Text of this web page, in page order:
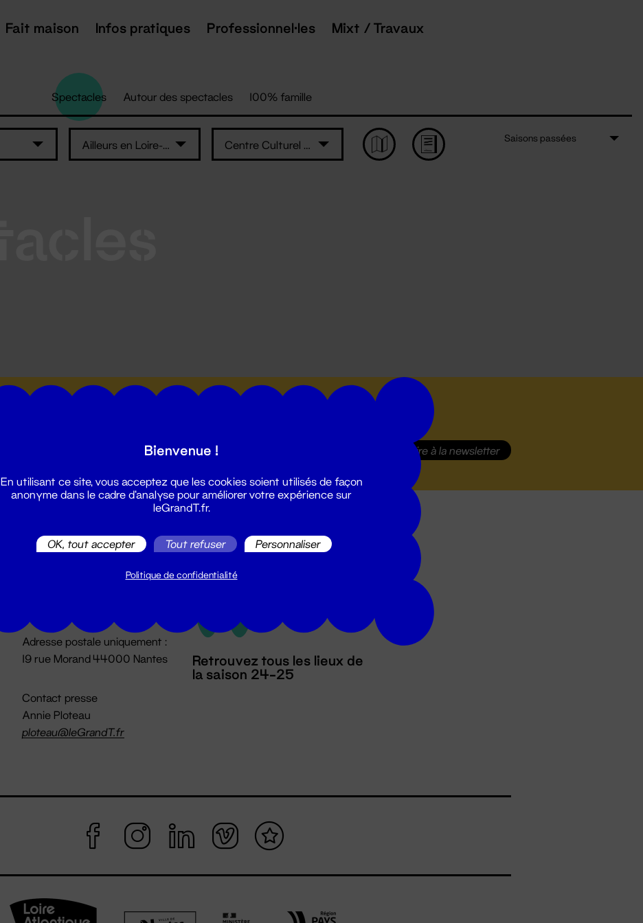
Fait maison Infos pratiques Professionnel·les Mixt / Travaux
Spectacles Autour des spectacles 100% famille
Ailleurs en Loire-Atlantique Centre Culturel Athanor
Saisons passées
S'inscrire à la newsletter
02 51 88 25 25
billetterie@leGrandT.fr
Du lundi au vendredi 14h → 18h
Adresse postale uniquement :
19 rue Morand 44000 Nantes
Contact presse
Annie Ploteau
ploteau@leGrandT.fr
Retrouvez tous les lieux de
la saison 24-25
Bienvenue !
En utilisant ce site, vous acceptez que les cookies soient utilisés de façon
anonyme dans le cadre d'analyse pour améliorer votre expérience sur
leGrandT.fr.
OK, tout accepter Tout refuser Personnaliser
Politique de confidentialité